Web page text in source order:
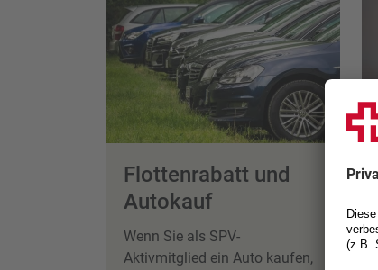
Flottenrabatt und
Autokauf
Wenn Sie als SPV-
Aktivmitglied ein Auto kaufen,